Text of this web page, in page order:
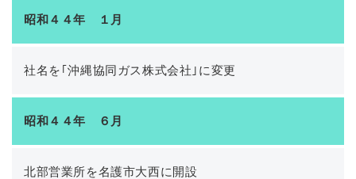
昭和４４年 １月
社名を｢沖縄協同ガス株式会社｣に変更
昭和４４年 ６月
北部営業所を名護市大西に開設